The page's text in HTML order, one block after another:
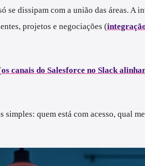
dissipam com a união das áreas. A
projetos e negociações (
os canais do Salesforce no Slack
quem está com acesso, qual